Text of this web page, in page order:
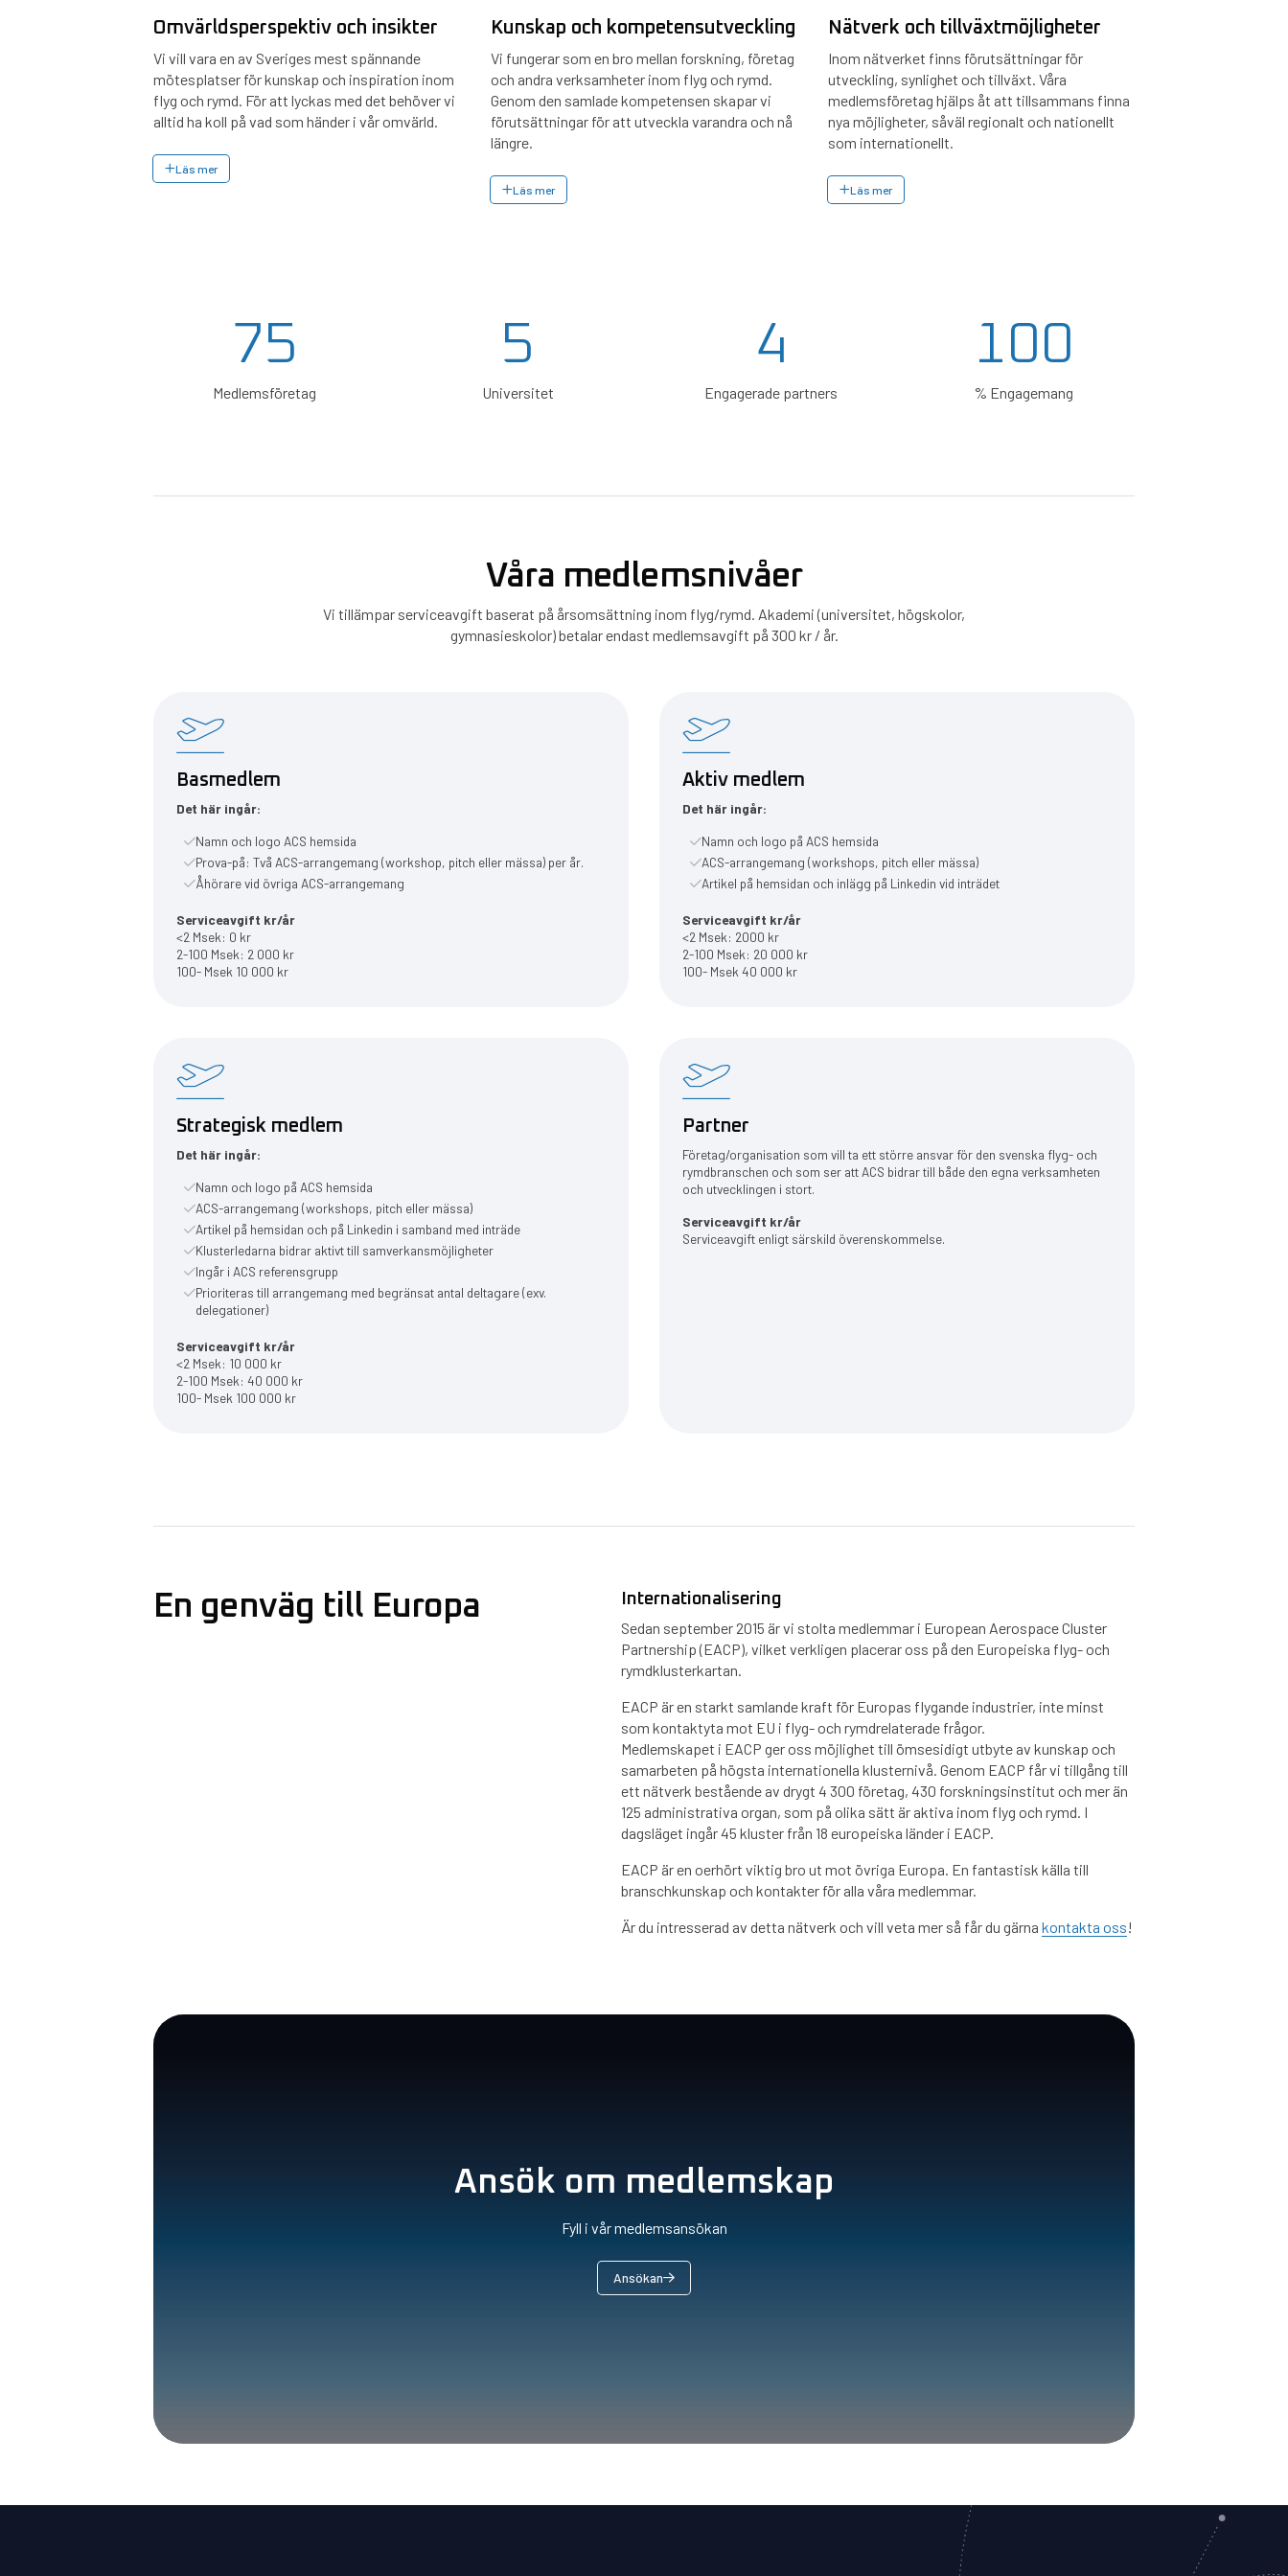
Omvärldsperspektiv och insikter
Vi vill vara en av Sveriges mest spännande
mötesplatser för kunskap och inspiration inom
flyg och rymd. För att lyckas med det behöver vi
alltid ha koll på vad som händer i vår omvärld.
Läs mer
Kunskap och kompetensutveckling
Vi fungerar som en bro mellan forskning, företag
och andra verksamheter inom flyg och rymd.
Genom den samlade kompetensen skapar vi
förutsättningar för att utveckla varandra och nå
längre.
Läs mer
Nätverk och tillväxtmöjligheter
Inom nätverket finns förutsättningar för
utveckling, synlighet och tillväxt. Våra
medlemsföretag hjälps åt att tillsammans finna
nya möjligheter, såväl regionalt och nationellt
som internationellt.
Läs mer
75
Medlemsföretag
5
Universitet
4
Engagerade partners
100
% Engagemang
Våra medlemsnivåer
Vi tillämpar serviceavgift baserat på årsomsättning inom flyg/rymd. Akademi (universitet, högskolor,
gymnasieskolor) betalar endast medlemsavgift på 300 kr / år.
Basmedlem
Det här ingår:
Namn och logo ACS hemsida
Prova-på: Två ACS-arrangemang (workshop, pitch eller mässa) per år.
Åhörare vid övriga ACS-arrangemang
Serviceavgift kr/år
<2 Msek: 0 kr
2-100 Msek: 2 000 kr
100- Msek 10 000 kr
Aktiv medlem
Det här ingår:
Namn och logo på ACS hemsida
ACS-arrangemang (workshops, pitch eller mässa)
Artikel på hemsidan och inlägg på Linkedin vid inträdet
Serviceavgift kr/år
<2 Msek: 2000 kr
2-100 Msek: 20 000 kr
100- Msek 40 000 kr
Strategisk medlem
Det här ingår:
Namn och logo på ACS hemsida
ACS-arrangemang (workshops, pitch eller mässa)
Artikel på hemsidan och på Linkedin i samband med inträde
Klusterledarna bidrar aktivt till samverkansmöjligheter
Ingår i ACS referensgrupp
Prioriteras till arrangemang med begränsat antal deltagare (exv.
delegationer)
Serviceavgift kr/år
<2 Msek: 10 000 kr
2-100 Msek: 40 000 kr
100- Msek 100 000 kr
Partner
Företag/organisation som vill ta ett större ansvar för den svenska flyg- och
rymdbranschen och som ser att ACS bidrar till både den egna verksamheten
och utvecklingen i stort.
Serviceavgift kr/år
Serviceavgift enligt särskild överenskommelse.
En genväg till Europa
Internationalisering
Sedan september 2015 är vi stolta medlemmar i European Aerospace Cluster
Partnership (EACP), vilket verkligen placerar oss på den Europeiska flyg- och
rymdklusterkartan.
EACP är en starkt samlande kraft för Europas flygande industrier, inte minst
som kontaktyta mot EU i flyg- och rymdrelaterade frågor.
Medlemskapet i EACP ger oss möjlighet till ömsesidigt utbyte av kunskap och
samarbeten på högsta internationella klusternivå. Genom EACP får vi tillgång till
ett nätverk bestående av drygt 4 300 företag, 430 forskningsinstitut och mer än
125 administrativa organ, som på olika sätt är aktiva inom flyg och rymd. I
dagsläget ingår 45 kluster från 18 europeiska länder i EACP.
EACP är en oerhört viktig bro ut mot övriga Europa. En fantastisk källa till
branschkunskap och kontakter för alla våra medlemmar.
Är du intresserad av detta nätverk och vill veta mer så får du gärna kontakta oss!
Ansök om medlemskap
Fyll i vår medlemsansökan
Ansökan